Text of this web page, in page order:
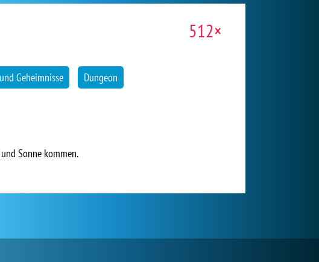
512×
Geheimnisse Dungeon
Sonne kommen.